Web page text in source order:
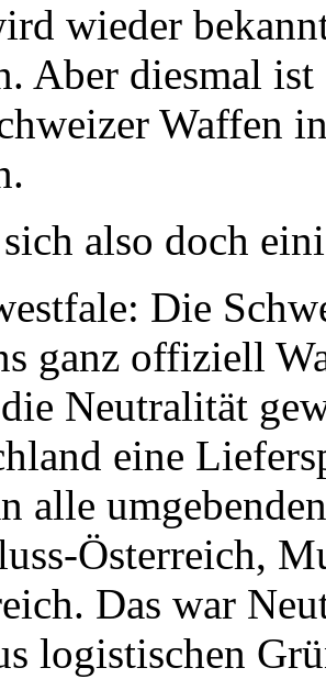
wieder
Aber diesmal
Waffen
also doch
Die
ganz offiziell
Neutralität
eine
alle
Österreich,
Das war
logistischen